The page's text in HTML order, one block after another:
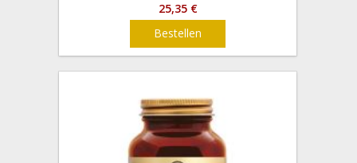
25,35 €
Bestellen